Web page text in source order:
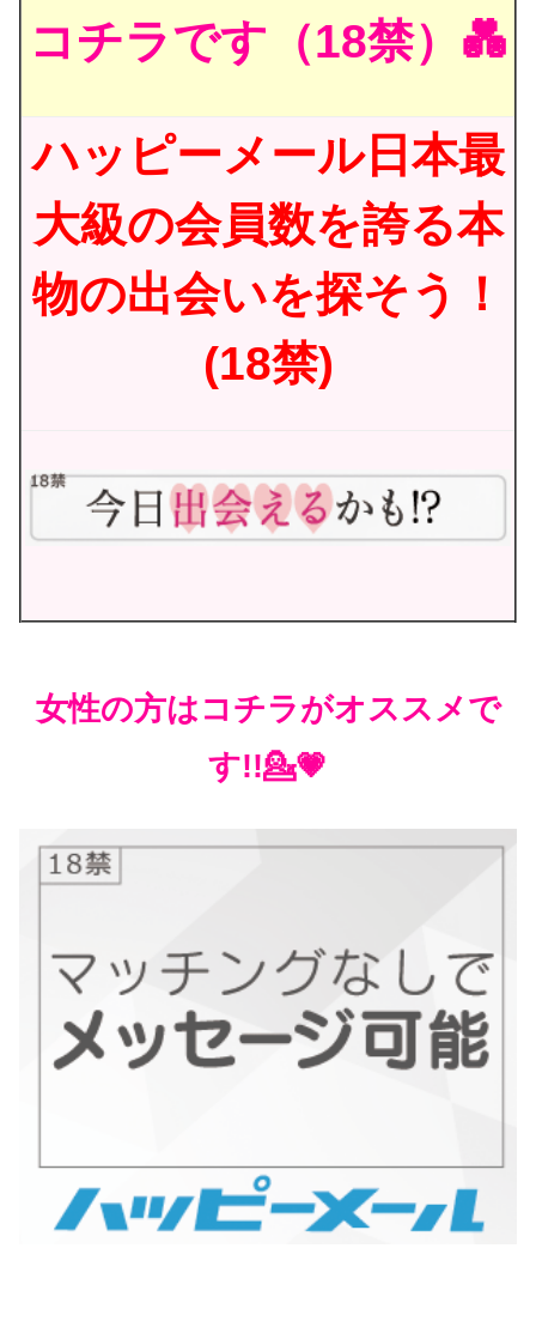
コチラです（18禁）💑
ハッピーメール日本最
大級の会員数を誇る本
物の出会いを探そう！
(18禁)
女性の方はコチラがオススメで
す!!💁💗